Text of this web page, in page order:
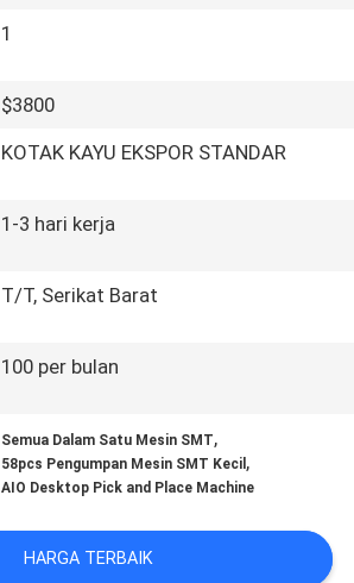
1
$3800
KOTAK KAYU EKSPOR STANDAR
1-3 hari kerja
T/T, Serikat Barat
100 per bulan
Semua Dalam Satu Mesin SMT,
58pcs Pengumpan Mesin SMT Kecil ,
AIO Desktop Pick and Place Machine
HARGA TERBAIK